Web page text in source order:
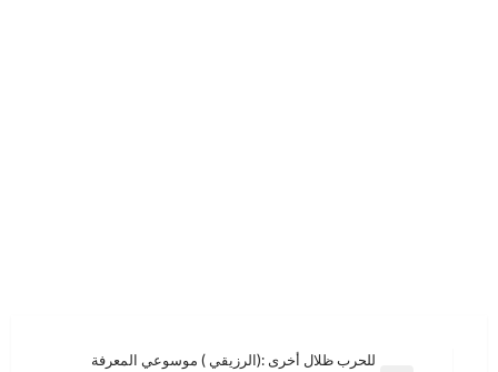
للحرب ظلال أخرى :(الرزيقي ) موسوعي المعرفة